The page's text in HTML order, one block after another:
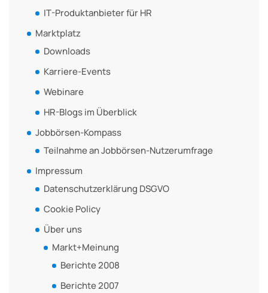
IT-Produktanbieter für HR
Marktplatz
Downloads
Karriere-Events
Webinare
HR-Blogs im Überblick
Jobbörsen-Kompass
Teilnahme an Jobbörsen-Nutzerumfrage
Impressum
Datenschutzerklärung DSGVO
Cookie Policy
Über uns
Markt+Meinung
Berichte 2008
Berichte 2007